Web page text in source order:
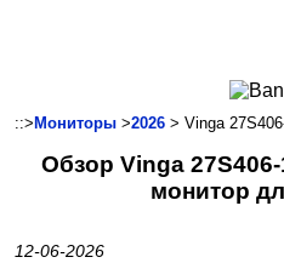
::> Мониторы >2026 > Vinga
Обзор Vinga
монитор
12-06-2026